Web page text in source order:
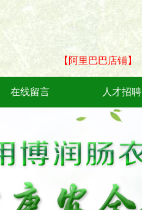
【阿里巴巴店铺】
在线留言 人才招聘